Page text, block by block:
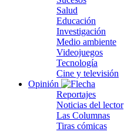
Salud
Educación
Investigación
Medio ambiente
Videojuegos
Tecnología
Cine y televisión
Opinión
Reportajes
Noticias del lector
Las Columnas
Tiras cómicas